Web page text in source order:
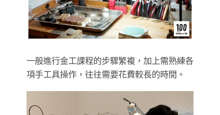
一般進行金工課程的步驟繁複，加上需熟練各
項手工具操作，往往需要花費較長的時間。